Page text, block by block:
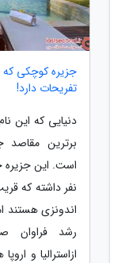
جزیره کوچکی که
تفریحات دارد!
دنیایی که این
برترین مقاصد
است. این
نفر داشته که
اندونزی هستند
رشد فراوان
ازاسترالیا و